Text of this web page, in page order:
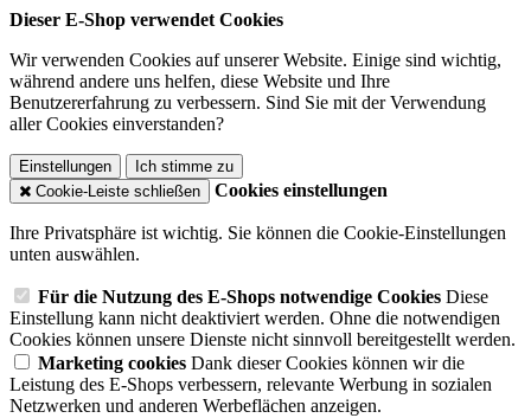
Dieser E-Shop verwendet Cookies
Wir verwenden Cookies auf unserer Website. Einige sind wichtig,
während andere uns helfen, diese Website und Ihre
Benutzererfahrung zu verbessern. Sind Sie mit der Verwendung
aller Cookies einverstanden?
Einstellungen
Ich stimme zu
Cookie-Leiste schließen
Cookies einstellungen
Ihre Privatsphäre ist wichtig. Sie können die Cookie-Einstellungen
unten auswählen.
Für die Nutzung des E-Shops notwendige Cookies Diese
Einstellung kann nicht deaktiviert werden. Ohne die notwendigen
Cookies können unsere Dienste nicht sinnvoll bereitgestellt werden.
Marketing cookies Dank dieser Cookies können wir die
Leistung des E-Shops verbessern, relevante Werbung in sozialen
Netzwerken und anderen Werbeflächen anzeigen.